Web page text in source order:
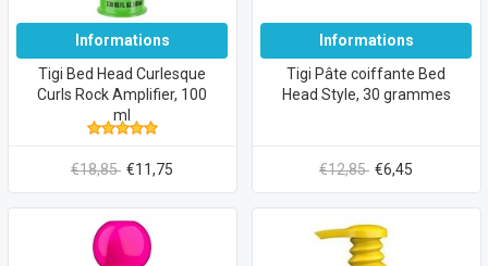
Informations
Tigi Bed Head Curlesque
Curls Rock Amplifier, 100
ml
€18,85 €11,75
Informations
Tigi Pâte coiffante Bed
Head Style, 30 grammes
€12,85 €6,45